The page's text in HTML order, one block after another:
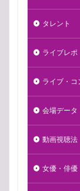
タレント
ライブレポ
ライブ・コ
会場データ
動画視聴法
女優・俳優